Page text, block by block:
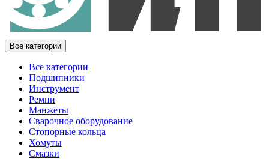
Все категории
Все категории
Подшипники
Инструмент
Ремни
Манжеты
Сварочное оборудование
Стопорные кольца
Хомуты
Смазки